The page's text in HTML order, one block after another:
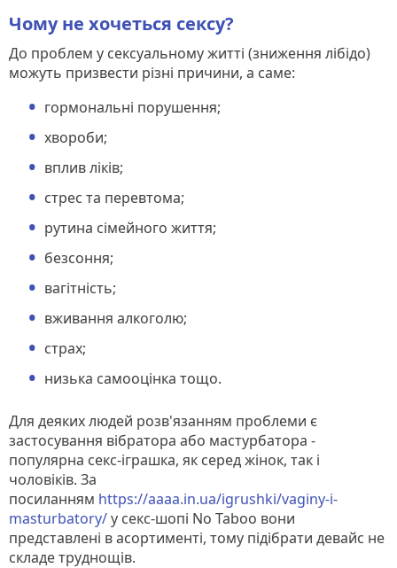
Чому не хочеться сексу?
До проблем у сексуальному житті (зниження лібідо)
можуть призвести різні причини, а саме:
гормональні порушення;
хвороби;
вплив ліків;
стрес та перевтома;
рутина сімейного життя;
безсоння;
вагітність;
вживання алкоголю;
страх;
низька самооцінка тощо.
Для деяких людей розв'язанням проблеми є
застосування вібратора або мастурбатора -
популярна секс-іграшка, як серед жінок, так і
чоловіків. За
посиланням https://aaaa.in.ua/igrushki/vaginy-i-
masturbatory/у секс-шопі No Taboo вони
представлені в асортименті, тому підібрати девайс не
складе труднощів.